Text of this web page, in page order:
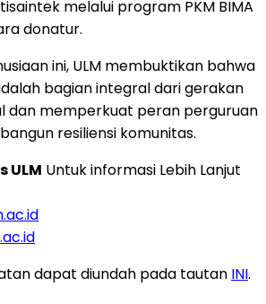
melalui program PKM BIMA
donatur.
ini, ULM membuktikan bahwa
bagian integral dari gerakan
dan memperkuat peran perguruan
resiliensi komunitas.
ULM Untuk informasi Lebih Lanjut
dapat diundah pada tautan INI.